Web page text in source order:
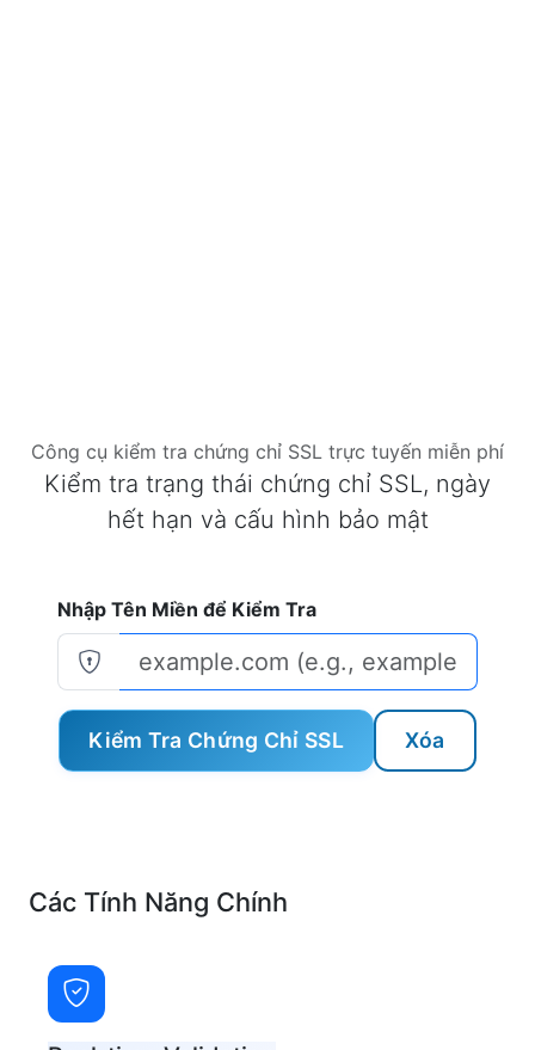
Công cụ kiểm tra chứng chỉ SSL trực tuyến miễn phí
Kiểm tra trạng thái chứng chỉ SSL, ngày
hết hạn và cấu hình bảo mật
Nhập Tên Miền để Kiểm Tra
Kiểm Tra Chứng Chỉ SSL Xóa
Các Tính Năng Chính